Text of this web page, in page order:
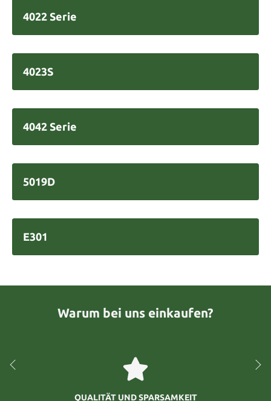
4022 Serie
4023S
4042 Serie
5019D
E301
Warum bei uns einkaufen?
QUALITÄT UND SPARSAMKEIT